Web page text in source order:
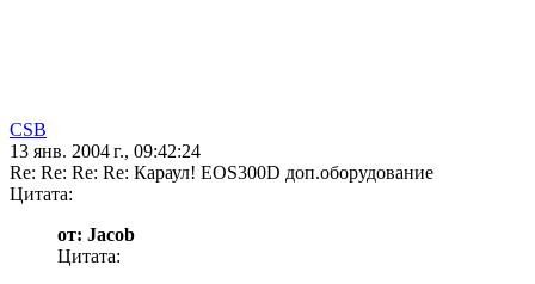
CSB
13 янв. 2004 г., 09:42:24
Re: Re: Re: Re: Караул! EOS300D доп.оборудование
Цитата:
от: Jacob
Цитата: